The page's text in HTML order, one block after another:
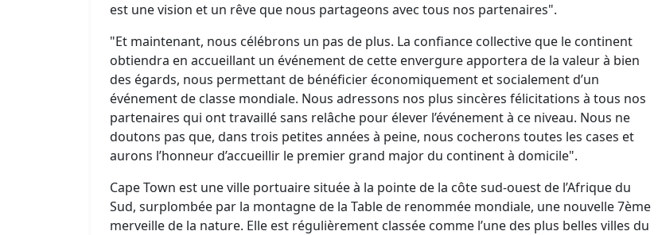
est une vision et un rêve que nous partageons avec tous nos partenaires".
"Et maintenant, nous célébrons un pas de plus. La confiance collective que le continent
obtiendra en accueillant un événement de cette envergure apportera de la valeur à bien
des égards, nous permettant de bénéficier économiquement et socialement d’un
événement de classe mondiale. Nous adressons nos plus sincères félicitations à tous nos
partenaires qui ont travaillé sans relâche pour élever l’événement à ce niveau. Nous ne
doutons pas que, dans trois petites années à peine, nous cocherons toutes les cases et
aurons l’honneur d’accueillir le premier grand major du continent à domicile".
Cape Town est une ville portuaire située à la pointe de la côte sud-ouest de l’Afrique du
Sud, surplombée par la montagne de la Table de renommée mondiale, une nouvelle 7ème
merveille de la nature. Elle est régulièrement classée comme l’une des plus belles villes du